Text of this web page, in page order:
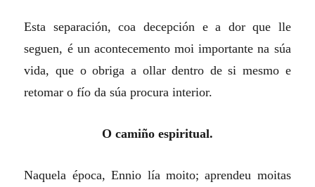
Esta separación, coa decepción e a dor que lle
seguen, é un acontecemento moi importante na súa
vida, que o obriga a ollar dentro de si mesmo e
retomar o fío da súa procura interior.
O camiño espiritual.
Naquela época, Ennio lía moito; aprendeu moitas